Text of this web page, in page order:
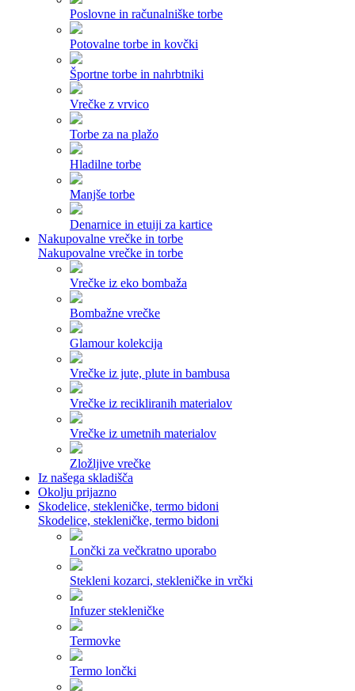
Poslovne in računalniške torbe
Potovalne torbe in kovčki
Športne torbe in nahrbtniki
Vrečke z vrvico
Torbe za na plažo
Hladilne torbe
Manjše torbe
Denarnice in etuiji za kartice
Nakupovalne vrečke in torbe
Nakupovalne vrečke in torbe
Vrečke iz eko bombaža
Bombažne vrečke
Glamour kolekcija
Vrečke iz jute, plute in bambusa
Vrečke iz recikliranih materialov
Vrečke iz umetnih materialov
Zložljive vrečke
Iz našega skladišča
Okolju prijazno
Skodelice, stekleničke, termo bidoni
Skodelice, stekleničke, termo bidoni
Lončki za večkratno uporabo
Stekleni kozarci, stekleničke in vrčki
Infuzer stekleničke
Termovke
Termo lončki